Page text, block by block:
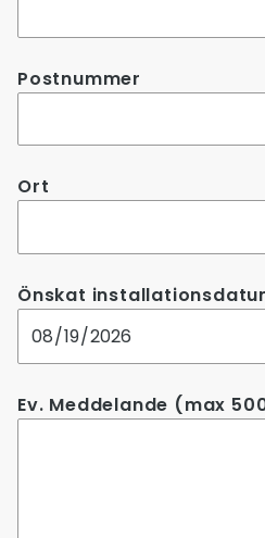
Postnummer
Ort
Önskat
Ev. Meddelande (max